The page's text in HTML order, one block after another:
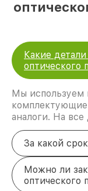
Какие
оптического
Мы используем
аналоги. На
За какой
Можно ли
оптического